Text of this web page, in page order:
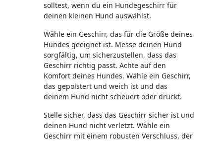
solltest, wenn du ein Hundegeschirr für
deinen kleinen Hund auswählst.
Wähle ein Geschirr, das für die Größe deines
Hundes geeignet ist. Messe deinen Hund
sorgfältig, um sicherzustellen, dass das
Geschirr richtig passt. Achte auf den
Komfort deines Hundes. Wähle ein Geschirr,
das gepolstert und weich ist und das
deinem Hund nicht scheuert oder drückt.
Stelle sicher, dass das Geschirr sicher ist und
deinen Hund nicht verletzt. Wähle ein
Geschirr mit einem robusten Verschluss, der